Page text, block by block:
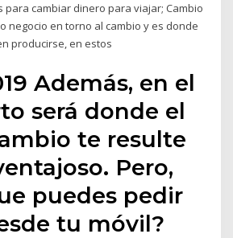
cambiar dinero para viajar; Cambio
negocio en torno al cambio y es donde
producirse, en estos
Además, en el
será donde el
te resulte
Pero,
puedes pedir
tu móvil?